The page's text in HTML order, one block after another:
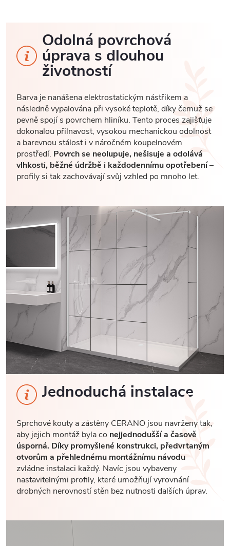
Odolná povrchová
úprava s dlouhou
životností
Barva je nanášena elektrostatickým nástřikem a
následně vypalována při vysoké teplotě, díky čemuž se
pevně spojí s povrchem hliníku. Tento proces zajišťuje
dokonalou přilnavost, vysokou mechanickou odolnost
a barevnou stálost i v náročném koupelnovém
prostředí. Povrch se neolupuje, nešisuje a odolává
vlhkosti, běžné údržbě i každodennímu opotřebení–
profily si tak zachovávají svůj vzhled po mnoho let.
Jednoduchá instalace
Sprchové kouty a zástěny CERANO jsou navrženy tak,
aby jejich montáž byla co nejjednodušší a časově
úsporná. Díky promyšlené konstrukci, předvrtaným
otvorům a přehlednému montážnímu návodu
zvládne instalaci každý. Navíc jsou vybaveny
nastavitelnými profily, které umožňují vyrovnání
drobných nerovností stěn bez nutnosti dalších úprav.